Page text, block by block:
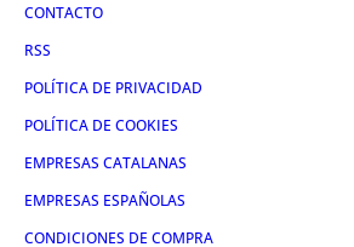
CONTACTO
RSS
POLÍTICA DE PRIVACIDAD
POLÍTICA DE COOKIES
EMPRESAS CATALANAS
EMPRESAS ESPAÑOLAS
CONDICIONES DE COMPRA